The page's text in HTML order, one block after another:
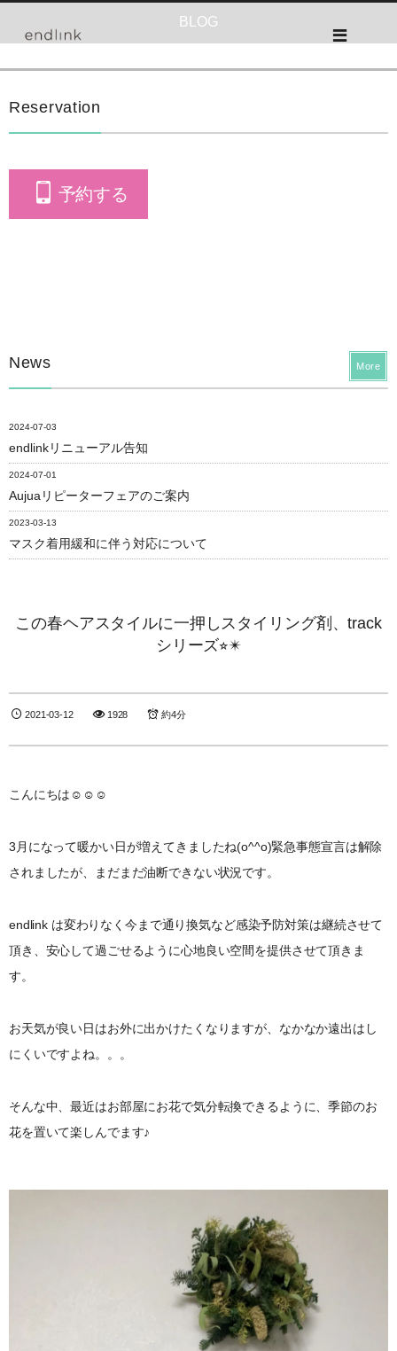
BLOG
Reservation
予約する
News
2024-07-03
endlinkリニューアル告知
2024-07-01
Aujuaリピーターフェアのご案内
2023-03-13
マスク着用緩和に伴う対応について
More
この春ヘアスタイルに一押しスタイリング剤、track
シリーズ⭐︎✴︎
2021-03-12 1928 約4分
こんにちは☺︎☺︎☺︎
3月になって暖かい日が増えてきましたね(o^^o)緊急事態宣言は解除
されましたが、まだまだ油断できない状況です。
endlink は変わりなく今まで通り換気など感染予防対策は継続させて
頂き、安心して過ごせるように心地良い空間を提供させて頂きま
す。
お天気が良い日はお外に出かけたくなりますが、なかなか遠出はし
にくいですよね。。。
そんな中、最近はお部屋にお花で気分転換できるように、季節のお
花を置いて楽しんでます♪